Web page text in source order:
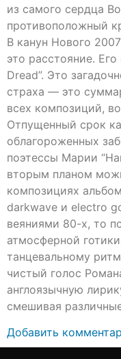
из самого сердца
противоположный
В канун Нового
это расстояние.
Dread”. Это
страха — это
всех композиций,
Отпущенный срок
облагороженных
поэтессы Марии
вторым планом
композициях
darkwave и electro
веяниями 80-х, то
атмосферной
танцевальному
чистый голос
англоязычную
смешивая
Добавить